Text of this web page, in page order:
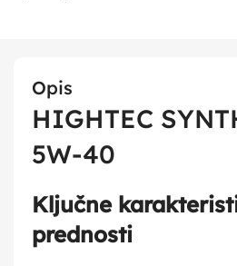
Opis
HIGHTEC
5W-40
Ključne
prednosti